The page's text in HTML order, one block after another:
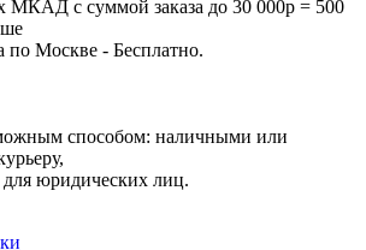
МКАД с суммой заказа до 30 000р = 500
по Москве - Бесплатно.
способом: наличными или
для юридических лиц.